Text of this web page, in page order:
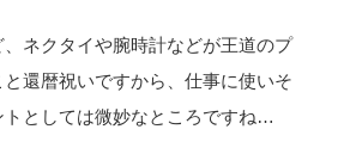
ネクタイや腕時計などが王道のプ
還暦祝いですから、仕事に使いそ
トとしては微妙なところですね…